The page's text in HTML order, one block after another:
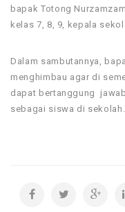
bapak Totong
kelas 7, 8, 9, kepala
Dalam sambutannya,
menghimbau agar di
dapat bertanggung
sebagai siswa di